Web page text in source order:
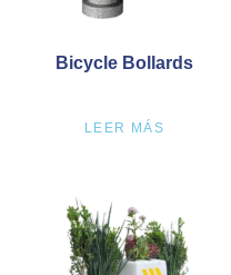
Bicycle Bollards
LEER MÁS